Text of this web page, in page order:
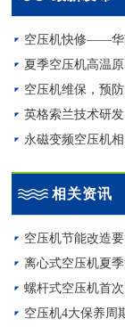
空压机快修——华
夏季空压机高温原
空压机维保，预
英格索兰技术研
永磁变频空压机
相关资讯
空压机节能改造
离心式空压机夏
螺杆式空压机首
空压机4大保养周